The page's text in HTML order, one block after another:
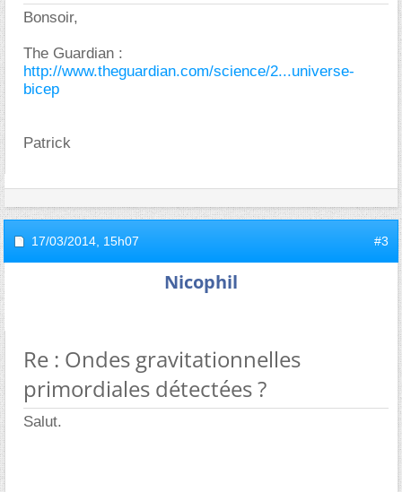
Bonsoir,
The Guardian :
http://www.theguardian.com/science/2...universe-
bicep
Patrick
17/03/2014, 15h07 #3
Nicophil
Re : Ondes gravitationnelles
primordiales détectées ?
Salut.